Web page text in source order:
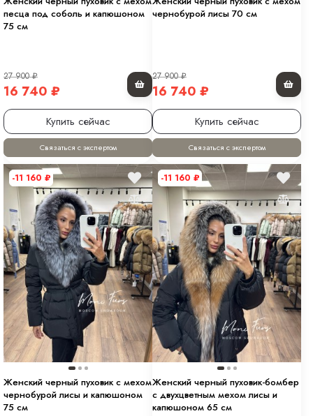
песца под соболь и капюшоном
75 см
27 900₽
16 740 ₽
Купить сейчас
Связаться с экспертом
чернобурой лисы 70 см
27 900₽
16 740 ₽
Купить сейчас
Связаться с экспертом
-11 160 ₽
Женский черный пуховик с мехом
чернобурой лисы и капюшоном
75 см
-11 160 ₽
Женский черный пуховик-бомбер
с двухцветным мехом лисы и
капюшоном 65 см